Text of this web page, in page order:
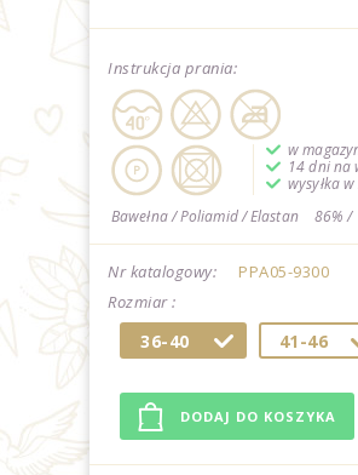
Instrukcja prania:
w
14 dni na
wysyłka
Bawełna / Poliamid / Elastan
86% /
Nr katalogowy:
PPA05-9300
Rozmiar :
36-40 41-46